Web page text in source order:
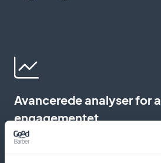
Avancerede analyser for
engagementet
Spor interaktioner med dit